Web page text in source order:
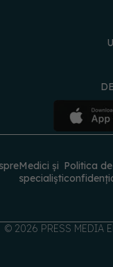
specialiști
Politica de
© 2026 PRESS MEDIA